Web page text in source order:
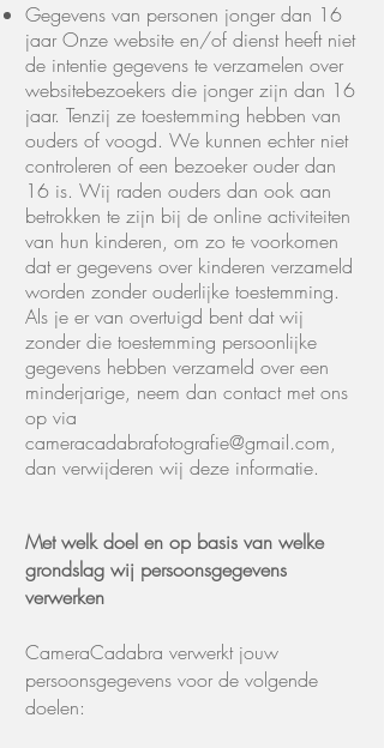
Gegevens van personen jonger dan 16
jaar Onze website en/of dienst heeft niet
de intentie gegevens te verzamelen over
websitebezoekers die jonger zijn dan 16
jaar. Tenzij ze toestemming hebben van
ouders of voogd. We kunnen echter niet
controleren of een bezoeker ouder dan
16 is. Wij raden ouders dan ook aan
betrokken te zijn bij de online activiteiten
van hun kinderen, om zo te voorkomen
dat er gegevens over kinderen verzameld
worden zonder ouderlijke toestemming.
Als je er van overtuigd bent dat wij
zonder die toestemming persoonlijke
gegevens hebben verzameld over een
minderjarige, neem dan contact metons
op via
cameracadabrafotografie@gmail.com,
dan verwijderen wij deze informatie.
Met welk doel en op basis van welke
grondslag wij persoonsgegevens
verwerken
CameraCadabra verwerkt jouw
persoonsgegevens voor de volgende
doelen: